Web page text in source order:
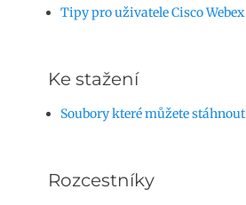
Tipy pro uživatele Cisco Webex
Ke stažení
Soubory které můžete stáhnout
Rozcestníky